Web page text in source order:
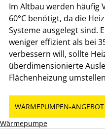
Im Altbau werden häufig
60°C benötigt, da die
Systeme ausgelegt sind.
weniger effizient als bei
verbessern will, sollte
überdimensionierte
Flächenheizung
Wärmepumpe